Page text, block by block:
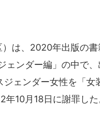
は、2020年出版の
ェンダー編」の中で
ェンダー女性を「
10月18日に謝罪した